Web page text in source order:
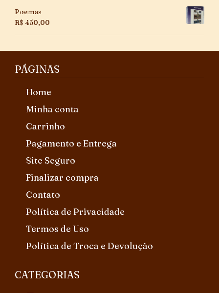
Poemas
R$ 450,00
PÁGINAS
Home
Minha conta
Carrinho
Pagamento e Entrega
Site Seguro
Finalizar compra
Contato
Política de Privacidade
Termos de Uso
Política de Troca e Devolução
CATEGORIAS